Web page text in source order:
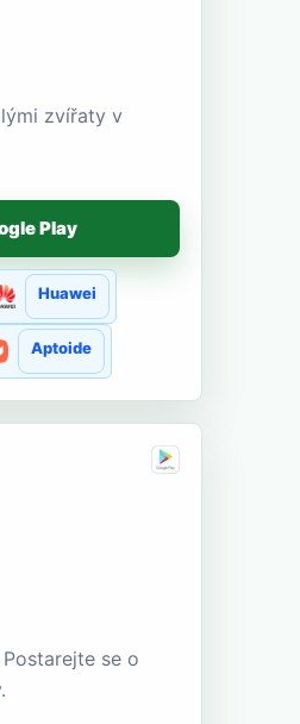
zvířaty v
Play
Huawei
Aptoide
se o